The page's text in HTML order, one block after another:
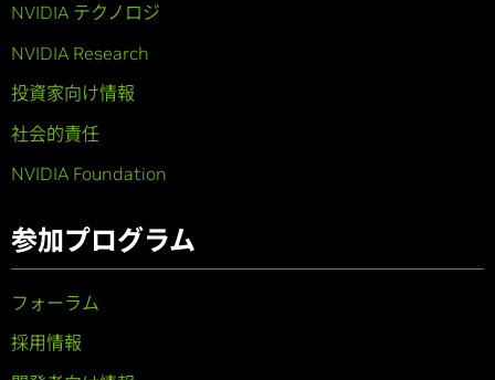
NVIDIA テクノロジ
NVIDIA Research
投資家向け情報
社会的責任
NVIDIA Foundation
参加プログラム
フォーラム
採用情報